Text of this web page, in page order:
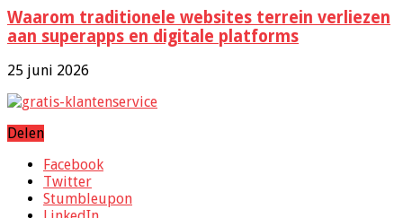
Waarom traditionele websites terrein verliezen
aan superapps en digitale platforms
25 juni 2026
Delen
Facebook
Twitter
Stumbleupon